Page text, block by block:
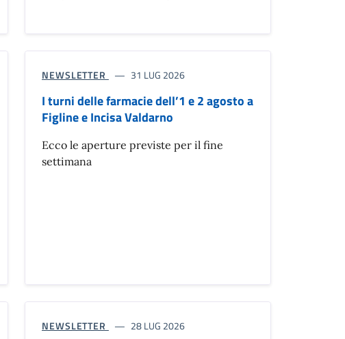
NEWSLETTER 31 LUG 2026
I turni delle farmacie dell’1 e 2 agosto a
Figline e Incisa Valdarno
Ecco le aperture previste per il fine
settimana
NEWSLETTER 28 LUG 2026